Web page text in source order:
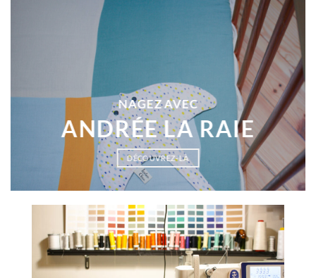
NAGEZ AVEC
ANDRÉE LA RAIE
DÉCOUVREZ-LÀ